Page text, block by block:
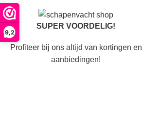
9,2
SUPER VOORDELIG!
Profiteer bij ons altijd van kortingen en
aanbiedingen!